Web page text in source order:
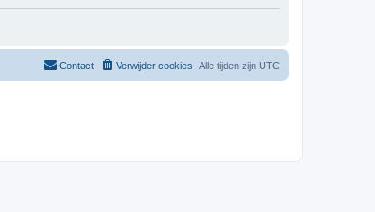
Alle tijden zijn UTC
Verwijder cookies
Contact